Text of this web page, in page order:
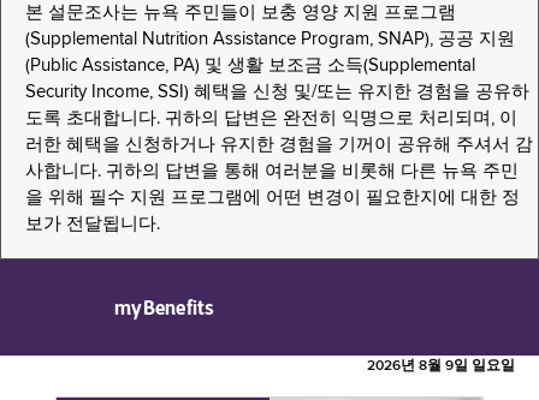
본 설문조사는 뉴욕 주민들이 보충 영양 지원 프로그램
(Supplemental Nutrition Assistance Program, SNAP), 공공 지원
(Public Assistance, PA) 및 생활 보조금 소득(Supplemental
Security Income, SSI) 혜택을 신청 및/또는 유지한 경험을 공유하
도록 초대합니다. 귀하의 답변은 완전히 익명으로 처리되며, 이
러한 혜택을 신청하거나 유지한 경험을 기꺼이 공유해 주셔서 감
사합니다. 귀하의 답변을 통해 여러분을 비롯해 다른 뉴욕 주민
을 위해 필수 지원 프로그램에 어떤 변경이 필요한지에 대한 정
보가 전달됩니다.
myBenefits
2026년 8월 9일 일요일